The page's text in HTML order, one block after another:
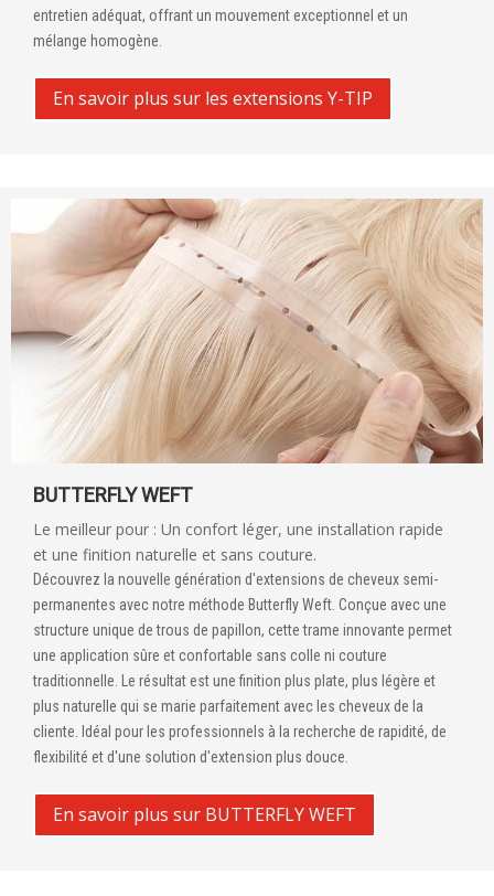
entretien adéquat, offrant un mouvement exceptionnel et un
mélange homogène.
En savoir plus sur les extensions Y-TIP
BUTTERFLY WEFT
Le meilleur pour : Un confort léger, une installation rapide
et une finition naturelle et sans couture.
Découvrez la nouvelle génération d'extensions de cheveux semi-
permanentes avec notre méthode Butterfly Weft. Conçue avec une
structure unique de trous de papillon, cette trame innovante permet
une application sûre et confortable sans colle ni couture
traditionnelle. Le résultat est une finition plus plate, plus légère et
plus naturelle qui se marie parfaitement avec les cheveux de la
cliente. Idéal pour les professionnels à la recherche de rapidité, de
flexibilité et d'une solution d'extension plus douce.
En savoir plus sur BUTTERFLY WEFT